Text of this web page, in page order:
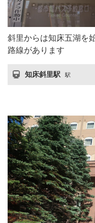
斜里からは知床五湖を
路線があります
知床斜里駅 駅